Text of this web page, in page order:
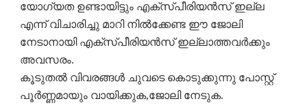
യോഗ്യത ഉണ്ടായിട്ടും എക്സ്പീരിയൻസ് ഇല്ല
എന്ന് വിചാരിച്ചു മാറി നിൽക്കേണ്ട ഈ ജോലി
നേടാനായി എക്സ്പീരിയൻസ് ഇല്ലാത്തവർക്കും
അവസരം.
കൂടുതൽ വിവരങ്ങൾ ചുവടെ കൊടുക്കുന്നു പോസ്റ്റ്‌
പൂർണ്ണമായും വായിക്കുക,ജോലി നേടുക.